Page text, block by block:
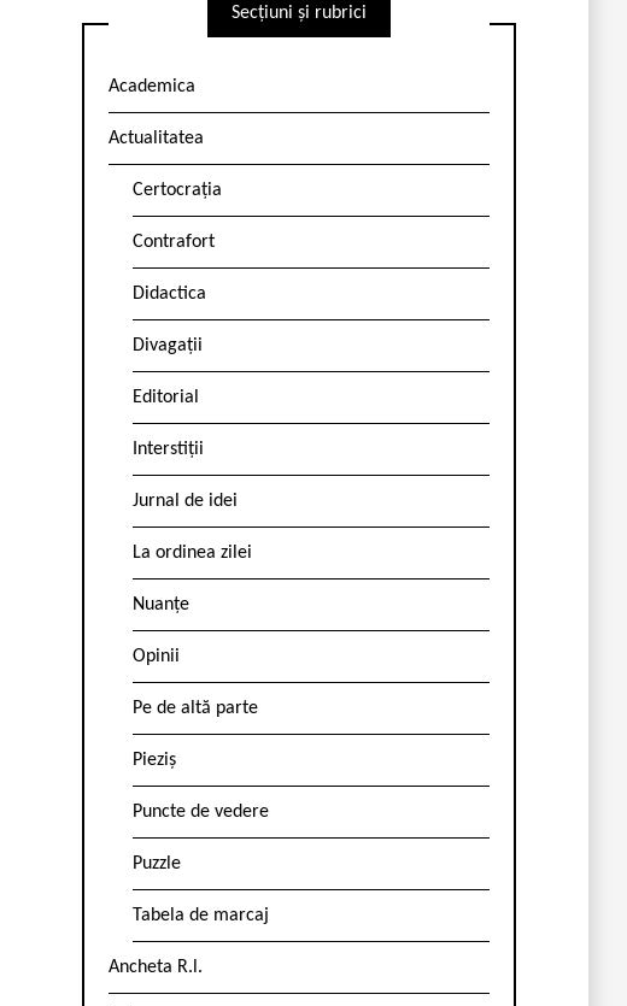
Secțiuni și rubrici
Academica
Actualitatea
Certocrația
Contrafort
Didactica
Divagații
Editorial
Interstiții
Jurnal de idei
La ordinea zilei
Nuanțe
Opinii
Pe de altă parte
Pieziș
Puncte de vedere
Puzzle
Tabela de marcaj
Ancheta R.l.